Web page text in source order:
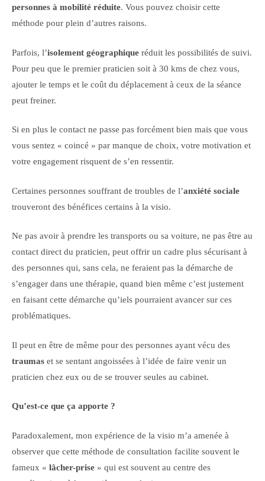
personnes à mobilité réduite. Vous pouvez choisir cette
méthode pour plein d’autres raisons.
Parfois, l’isolement géographique réduit les possibilités de suivi.
Pour peu que le premier praticien soit à 30 kms de chez vous,
ajouter le temps et le coût du déplacement à ceux de la séance
peut freiner.
Si en plus le contact ne passe pas forcément bien mais que vous
vous sentez « coincé » par manque de choix, votre motivation et
votre engagement risquent de s’en ressentir.
Certaines personnes souffrant de troubles de l’anxiété sociale
trouveront des bénéfices certains à la visio.
Ne pas avoir à prendre les transports ou sa voiture, ne pas être au
contact direct du praticien, peut offrir un cadre plus sécurisant à
des personnes qui, sans cela, ne feraient pas la démarche de
s’engager dans une thérapie, quand bien même c’est justement
en faisant cette démarche qu’iels pourraient avancer sur ces
problématiques.
Il peut en être de même pour des personnes ayant vécu des
traumas et se sentant angoissées à l’idée de faire venir un
praticien chez eux ou de se trouver seules au cabinet.
Qu’est-ce que ça apporte ?
Paradoxalement, mon expérience de la visio m’a amenée à
observer que cette méthode de consultation facilite souvent le
fameux « lâcher-prise » qui est souvent au centre des